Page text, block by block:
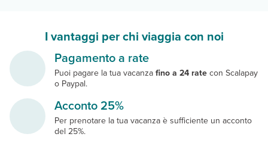
I vantaggi per chi viaggia con noi
Pagamento a rate
Puoi pagare la tua vacanzafino a 24 ratecon Scalapay
o Paypal.
Acconto 25%
Per prenotare la tua vacanza è sufficiente un acconto
del 25%.